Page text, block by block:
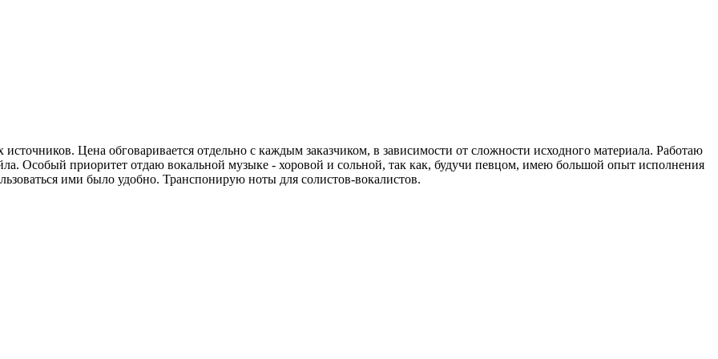
Цена обговаривается отдельно с каждым заказчиком, в зависимости от сложности исходного материала. Работаю
Особый приоритет отдаю вокальной музыке - хоровой и сольной, так как, будучи певцом, имею большой опыт исполнения
ими было удобно. Транспонирую ноты для солистов-вокалистов.